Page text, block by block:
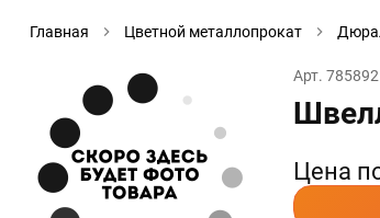
Главная Цветной металлопрокат
Арт. 785892
Цена